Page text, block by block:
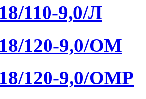
110-9,0/Л
120-9,0/ОМ
120-9,0/ОМР